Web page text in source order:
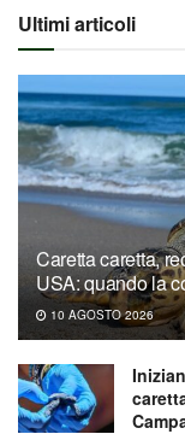
Ultimi articoli
Caretta caretta,
USA: quando la
10 AGOSTO 2026